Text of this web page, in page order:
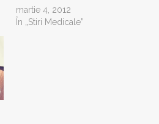
martie 4, 2012
În „Stiri Medicale”